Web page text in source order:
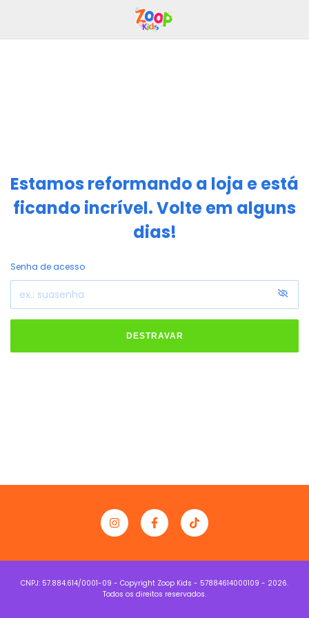
Estamos reformando a loja e está
ficando incrível. Volte em alguns
dias!
Senha de acesso
DESTRAVAR
Copyright Zoop Kids - 57884614000109 - 2026.
Todos os direitos reservados.